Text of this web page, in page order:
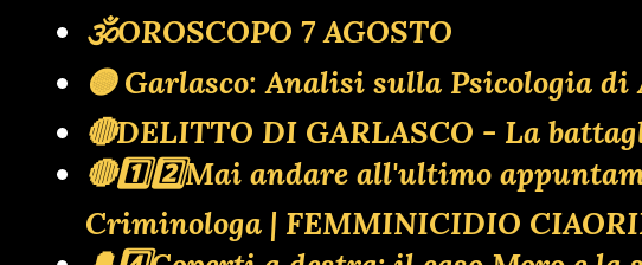
🕉OROSCOPO 7 AGOSTO
🟡 Garlasco: Analisi sulla Psicologia
🔴DELITTO DI GARLASCO - La
🔴1️⃣2️⃣Mai andare all'ultimo
Criminologa | FEMMINICIDIO